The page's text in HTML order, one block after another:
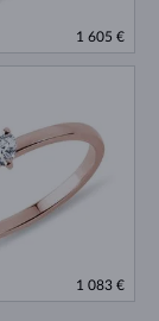
1 605 €
1 083 €